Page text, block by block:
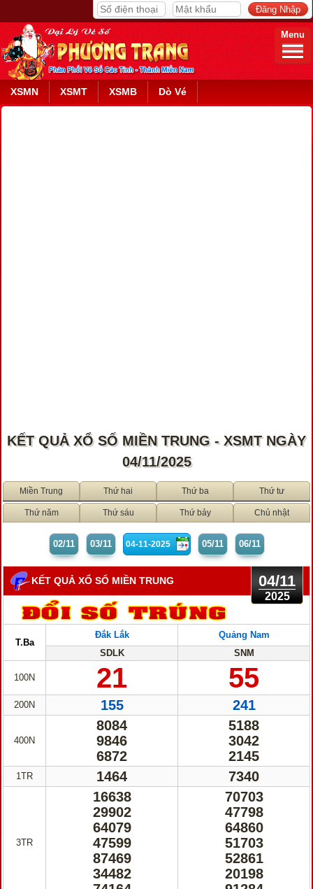
Menu
XSMN XSMT XSMB Dò Vé
KẾT QUẢ XỔ SỐ MIỀN TRUNG - XSMT NGÀY
04/11/2025
Miền Trung Thứ hai Thứ ba Thứ tư
Thứ năm Thứ sáu Thứ bảy Chủ nhật
02/11 03/11 05/11 06/11
KẾT QUẢ XỔ SỐ MIỀN TRUNG 04/11
2025
T.Ba
100N
200N
400N
1TR
3TR
Đắk Lắk
SDLK
21
155
8084
9846
6872
1464
16638
29902
64079
47599
87469
34482
Quảng Nam
SNM
55
241
5188
3042
2145
7340
70703
47798
64860
51703
52861
20198